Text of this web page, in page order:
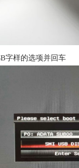
字样的选项并回车